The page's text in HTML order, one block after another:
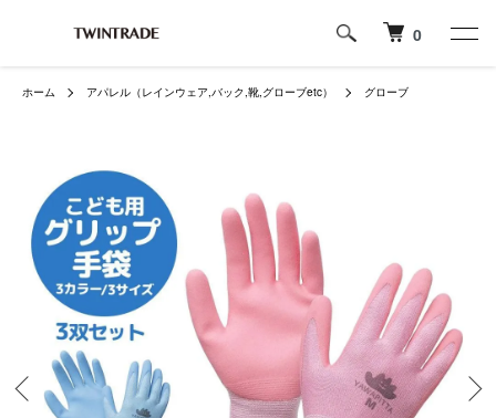
0
ホーム アパレル（レインウェア,バック,靴,グローブetc） グローブ